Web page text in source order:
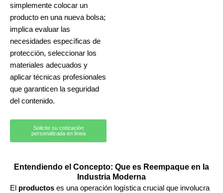
simplemente colocar un
producto en una nueva bolsa;
implica evaluar las
necesidades específicas de
protección, seleccionar los
materiales adecuados y
aplicar técnicas profesionales
que garanticen la seguridad
del contenido.
Solicite su cotización
personalizada en línea
Entendiendo el Concepto: Que es Reempaque en la
Industria Moderna
El productos es una operación logística crucial que involucra